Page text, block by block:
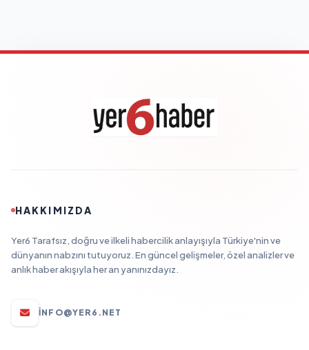
HAKKIMIZDA
Yer6 Tarafsız, doğru ve ilkeli habercilik anlayışıyla Türkiye'nin ve
dünyanın nabzını tutuyoruz. En güncel gelişmeler, özel analizler ve
anlık haber akışıyla her an yanınızdayız.
INFO@YER6.NET